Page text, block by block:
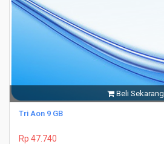
Beli Sekarang
Tri Aon 9 GB
Rp 47.740